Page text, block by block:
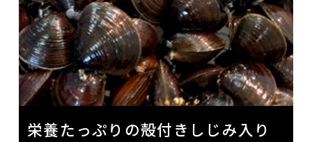
栄養たっぷりの殻付きしじみ入り